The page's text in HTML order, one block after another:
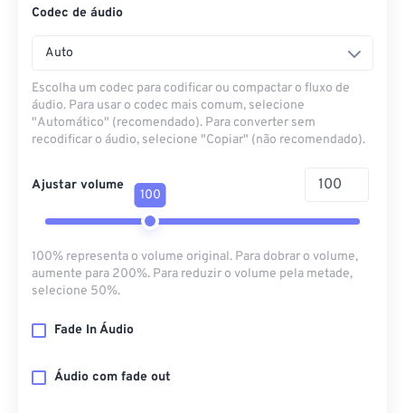
Codec de áudio
Auto
Escolha um codec para codificar ou compactar o fluxo de
áudio. Para usar o codec mais comum, selecione
"Automático" (recomendado). Para converter sem
recodificar o áudio, selecione "Copiar" (não recomendado).
Ajustar volume
100
100% representa o volume original. Para dobrar o volume,
aumente para 200%. Para reduzir o volume pela metade,
selecione 50%.
Fade In Áudio
Áudio com fade out